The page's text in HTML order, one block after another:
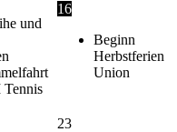
und
16
Beginn
Herbstferien
Union
23